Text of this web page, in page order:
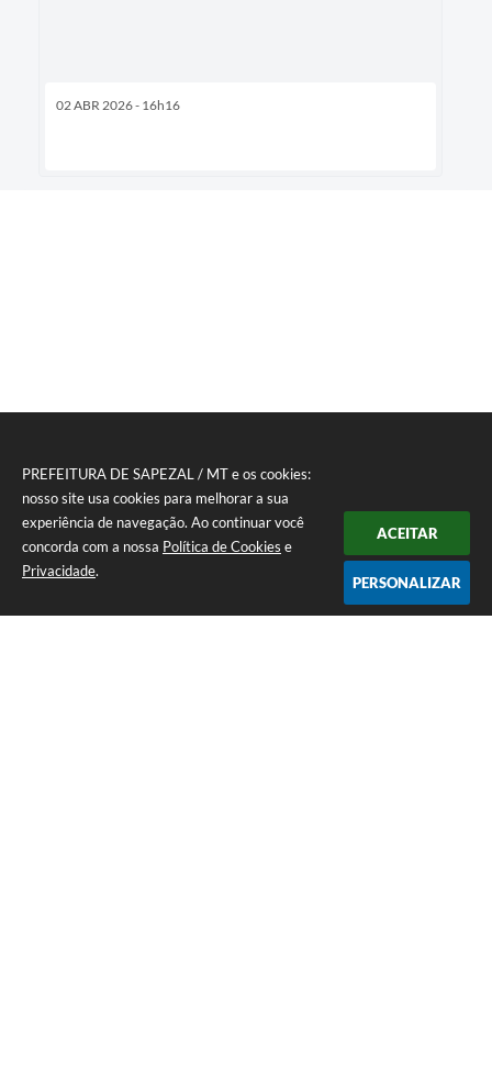
PREFEITURA DE SAPEZAL / MT e os cookies:
nosso site usa cookies para melhorar a sua
experiência de navegação. Ao continuar você
concorda com a nossa Política de Cookies e
Privacidade.
ACEITAR
PERSONALIZAR
02 ABR 2026 - 16h16